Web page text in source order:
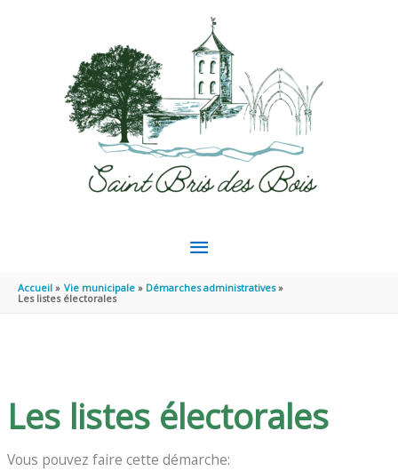
MENU
PRINCIPAL
Accueil Vie municipale
Démarches administratives
Les listes électorales
Les listes électorales
Vous pouvez faire cette démarche: